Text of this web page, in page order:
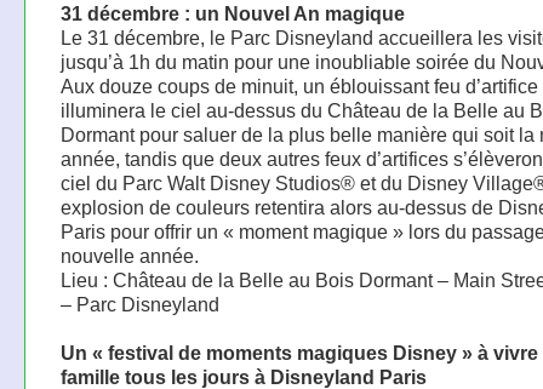
31 décembre : un Nouvel An magique
Le 31 décembre, le Parc Disneyland accueillera les
jusqu’à 1h du matin pour une inoubliable soirée du
Aux douze coups de minuit, un éblouissant feu d’artifice
illuminera le ciel au-dessus du Château de la Belle au
Dormant pour saluer de la plus belle manière qui soit la
année, tandis que deux autres feux d’artifices
ciel du Parc Walt Disney Studios® et du Disney
explosion de couleurs retentira alors au-dessus de
Paris pour offrir un « moment magique » lors du
nouvelle année.
Lieu : Château de la Belle au Bois Dormant – Main
– Parc Disneyland
Un « festival de moments magiques Disney » à vivre
famille tous les jours à Disneyland Paris